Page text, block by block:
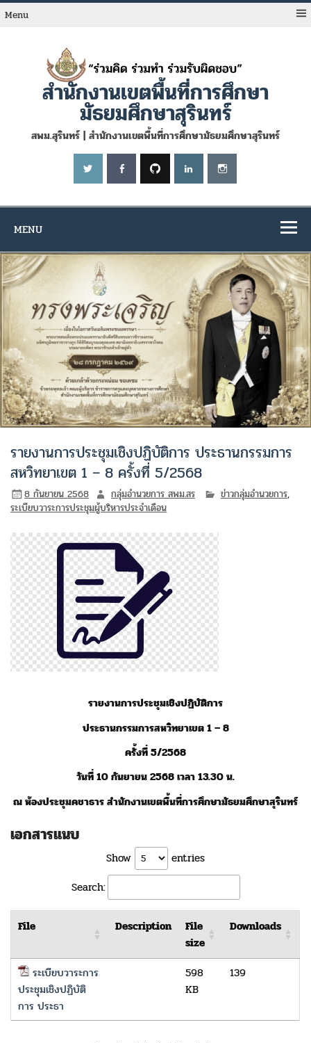
Skip
toMenu
สำนักงานเขตพื้นที่การศึกษา
มัธยมศึกษาสุรินทร์
สพม.สุรินทร์ | สำนักงานเขตพื้นที่การศึกษามัธยมศึกษาสุรินทร์
MENU
รายงานการประชุมเชิงปฏิบัติการ ประธานกรรมการ
สหวิทยาเขต 1 – 8 ครั้งที่ 5/2568
8 กันยายน 2568 กลุ่มอำนวยการ สพม.สร ข่าวกลุ่มอำนวยการ,
ระเบียบวาระการประชุมผู้บริหารประจำเดือน
รายงานการประชุมเชิงปฏิบัติการ
ประธานกรรมการสหวิทยาเขต 1 – 8
ครั้งที่ 5/2568
วันที่ 10 กันยายน 2568 เวลา 13.30 น.
ณ ห้องประชุมคชาธาร สำนักงานเขตพื้นที่การศึกษามัธยมศึกษาสุรินทร์
เอกสารแนบ
Show
entries
Search:
File Description
File
size
Downloads
ระเบียบวาระการ
ประชุมเชิงปฏิบัติ
การ ประธา
598
KB
139